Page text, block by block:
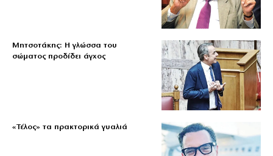
Μητσοτάκης: Η γλώσσα του
σώματος προδίδει άγχος
«Τέλος» τα πρακτορικά γυαλιά